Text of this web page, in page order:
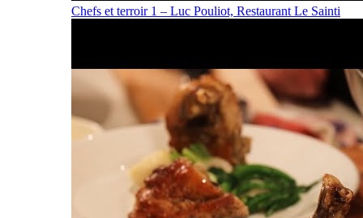
Chefs et terroir 1 – Luc Pouliot, Restaurant Le Sainti